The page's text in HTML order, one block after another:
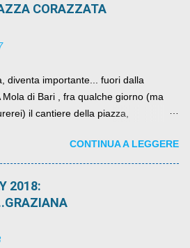
CORAZZATA
diventa importante... fuori dalla
Mola di Bari , fra qualche giorno (ma
il cantiere della piazza,
esorbitante di mesi, non ci sarà
una volta Piazza XX Settembre ,
CONTINUA A LEGGERE
2018: